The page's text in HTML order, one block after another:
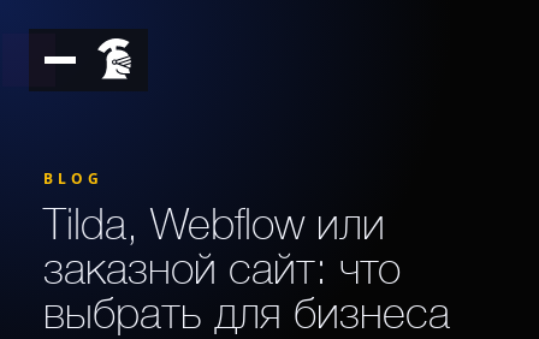
BLOG
Tilda, Webflow или
заказной сайт: что
выбрать для бизнеса